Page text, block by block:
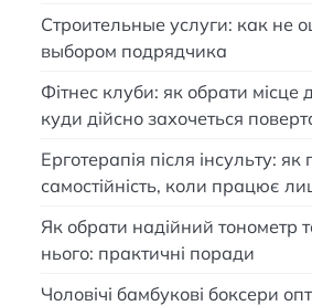
Строительные услуги: как не
выбором подрядчика
Фітнес клуби: як обрати місце
куди дійсно захочеться
Ерготерапія після інсульту: як
самостійність, коли працює
Як обрати надійний тонометр
нього: практичні поради
Чоловічі бамбукові боксери